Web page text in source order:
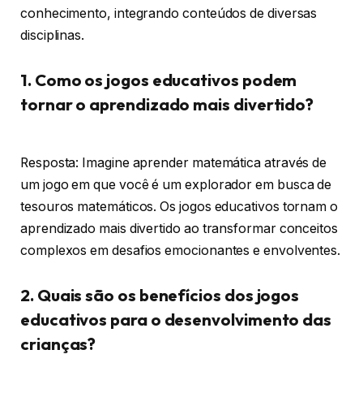
conhecimento, integrando conteúdos de diversas
disciplinas.
1. Como os jogos educativos podem
tornar o aprendizado mais divertido?
Resposta: Imagine aprender matemática através de
um jogo em que você é um explorador em busca de
tesouros matemáticos. Os jogos educativos tornam o
aprendizado mais divertido ao transformar conceitos
complexos em desafios emocionantes e envolventes.
2. Quais são os benefícios dos jogos
educativos para o desenvolvimento das
crianças?